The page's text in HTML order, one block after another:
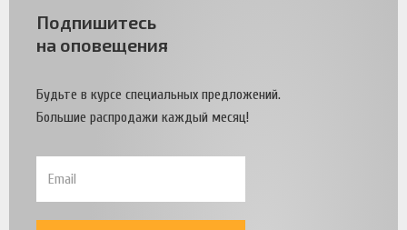
Подпишитесь
на оповещения
Будьте в курсе специальных предложений.
Большие распродажи каждый месяц!